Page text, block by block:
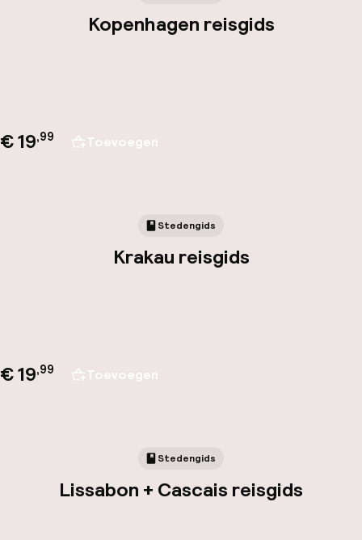
Kopenhagen reisgids
€ 19,99 Toevoegen
Stedengids
Krakau reisgids
€ 19,99 Toevoegen
Stedengids
Lissabon + Cascais reisgids